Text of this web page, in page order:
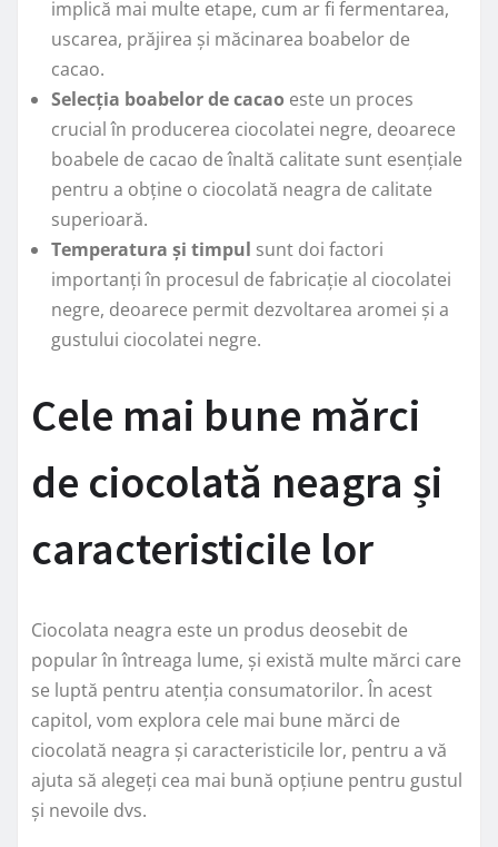
implică mai multe etape, cum ar fi fermentarea,
uscarea, prăjirea și măcinarea boabelor de
cacao.
Selecția boabelor de cacao este un proces
crucial în producerea ciocolatei negre, deoarece
boabele de cacao de înaltă calitate sunt esențiale
pentru a obține o ciocolată neagra de calitate
superioară.
Temperatura și timpul sunt doi factori
importanți în procesul de fabricație al ciocolatei
negre, deoarece permit dezvoltarea aromei și a
gustului ciocolatei negre.
Cele mai bune mărci
de ciocolată neagra și
caracteristicile lor
Ciocolata neagra este un produs deosebit de
popular în întreaga lume, și există multe mărci care
se luptă pentru atenția consumatorilor. În acest
capitol, vom explora cele mai bune mărci de
ciocolată neagra și caracteristicile lor, pentru a vă
ajuta să alegeți cea mai bună opțiune pentru gustul
și nevoile dvs.